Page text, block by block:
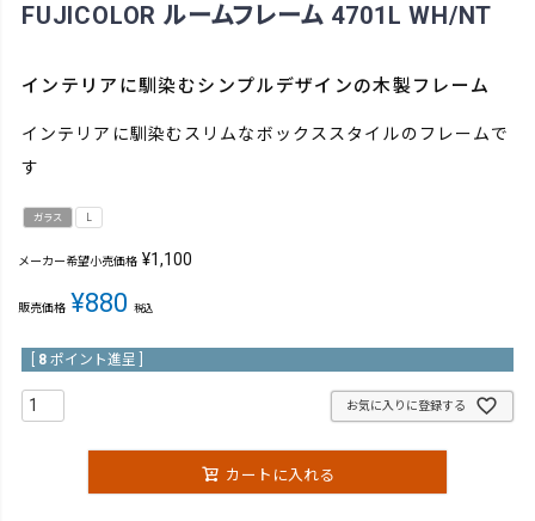
FUJICOLOR ルームフレーム 4701L WH/NT
インテリアに馴染むシンプルデザインの木製フレーム
インテリアに馴染むスリムなボックススタイルのフレームで
す
ガラス L
メーカー希望小売価格 ¥1,100
販売価格 ¥880 税込
8 ポイント進呈 ]
お気に入りに登録する
カートに入れる